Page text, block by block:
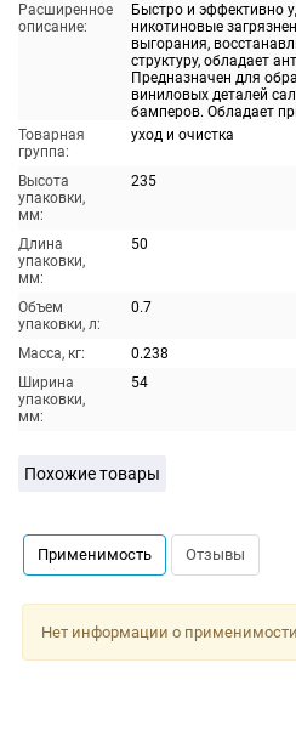
Расширенное
описание:
Быстро и эффективно
никотиновые
выгорания,
структуру, обладает
Предназначен для
виниловых деталей
бамперов. Обладает
Товарная
группа:
уход и очистка
Высота
упаковки,
мм:
235
Длина
упаковки,
мм:
50
Объем
упаковки, л:
0.7
Масса, кг:
0.238
Ширина
упаковки,
мм:
54
Похожие товары
Применимость Отзывы
Нет информации о применимости